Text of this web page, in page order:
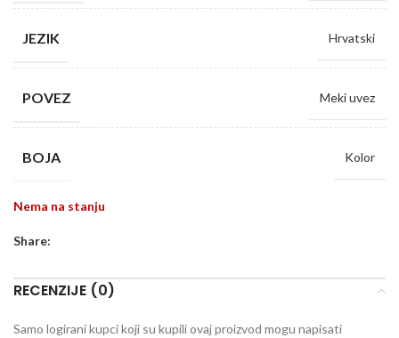
JEZIK Hrvatski
POVEZ Meki uvez
BOJA Kolor
Nema na stanju
Share:
RECENZIJE (0)
Samo logirani kupci koji su kupili ovaj proizvod mogu napisati